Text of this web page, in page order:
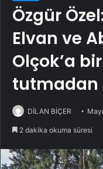
Özgür
Elvan ve
Olçok’a
tutmadan
DİLAN BİÇER
2 dakika okuma süresi